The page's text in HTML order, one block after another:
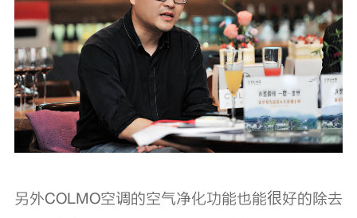
另外COLMO空调的空气净化功能也能很好的除去